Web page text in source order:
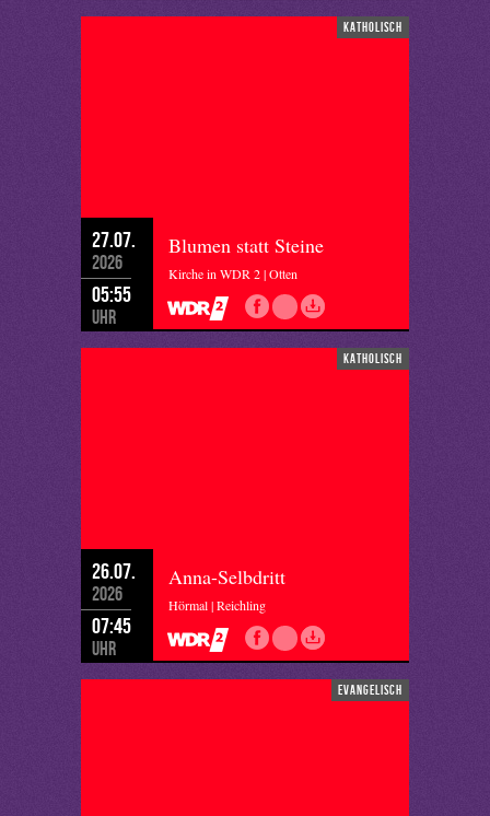
katholisch
27.07.
2026
05:55
Uhr
Blumen statt Steine
Kirche in WDR 2 | Otten
katholisch
26.07.
2026
07:45
Uhr
Anna-Selbdritt
Hörmal | Reichling
evangelisch